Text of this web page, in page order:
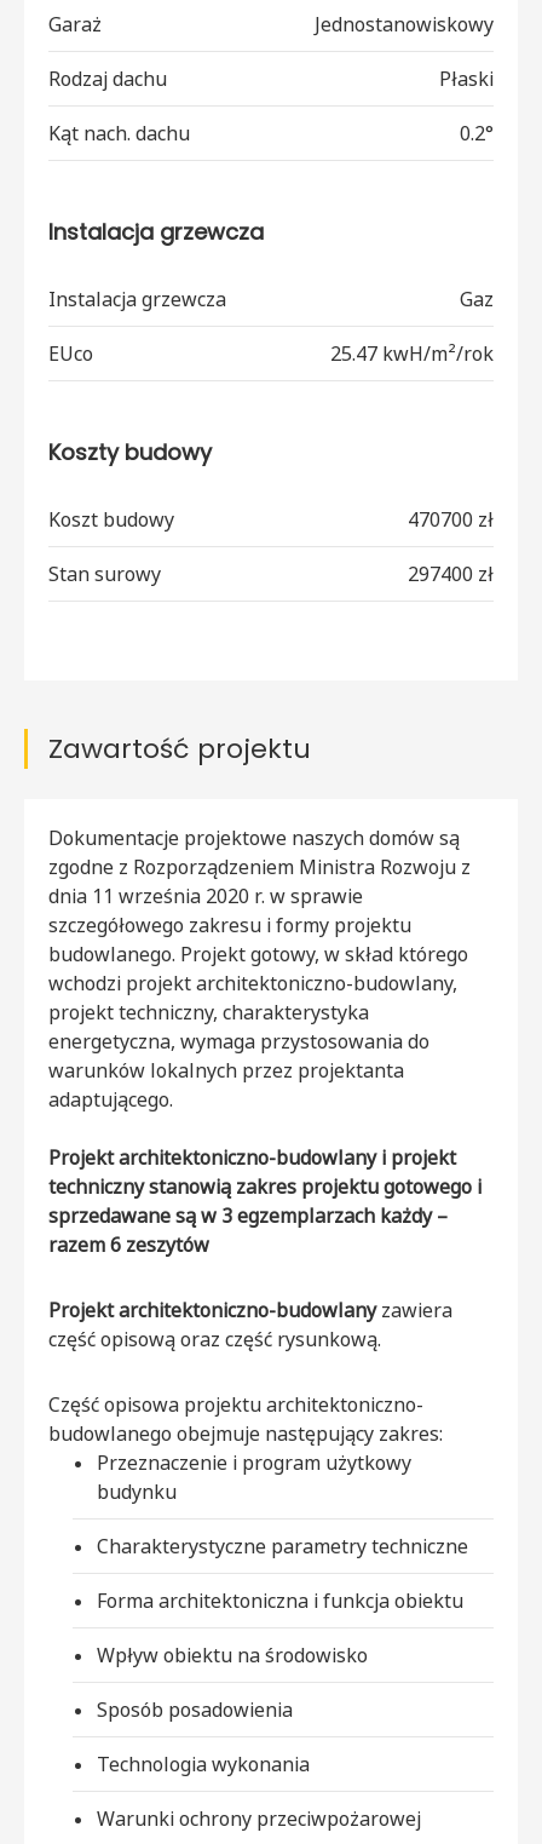
Garaż Jednostanowiskowy
Rodzaj dachu Płaski
Kąt nach. dachu 0.2°
Instalacja grzewcza
Instalacja grzewcza Gaz
EUco 25.47 kwH/m²/rok
Koszty budowy
Koszt budowy 470700 zł
Stan surowy 297400 zł
Zawartość projektu
Dokumentacje projektowe naszych domów są
zgodne z Rozporządzeniem Ministra Rozwoju z
dnia 11 września 2020 r. w sprawie
szczegółowego zakresu i formy projektu
budowlanego. Projekt gotowy, w skład którego
wchodzi projekt architektoniczno-budowlany,
projekt techniczny, charakterystyka
energetyczna, wymaga przystosowania do
warunków lokalnych przez projektanta
adaptującego.
Projekt architektoniczno-budowlany i projekt
techniczny stanowią zakres projektu gotowego i
sprzedawane są w 3 egzemplarzach każdy –
razem 6 zeszytów
Projekt architektoniczno-budowlanyzawiera
część opisową oraz część rysunkową.
Część opisowa projektu architektoniczno-
budowlanego obejmuje następujący zakres:
Przeznaczenie i program użytkowy
budynku
Charakterystyczne parametry techniczne
Forma architektoniczna i funkcja obiektu
Wpływ obiektu na środowisko
Sposób posadowienia
Technologia wykonania
Warunki ochrony przeciwpożarowej